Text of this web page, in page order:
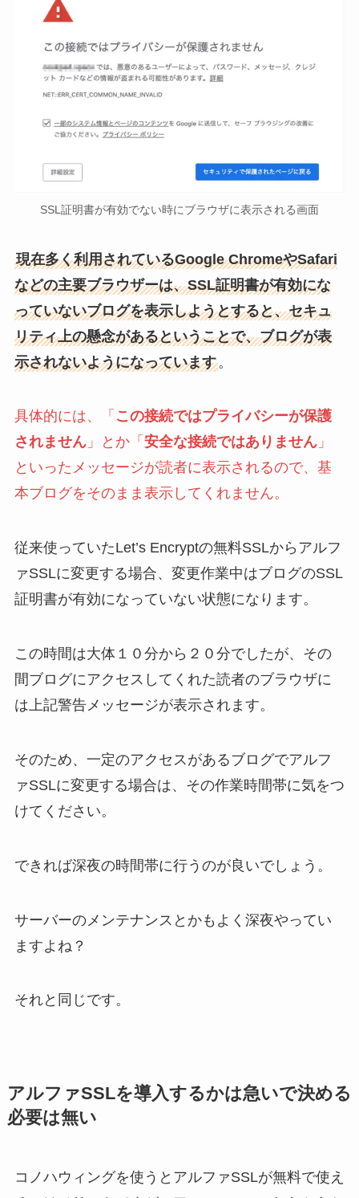
SSL証明書が有効でない時にブラウザに表示される画面
現在多く利用されているGoogle ChromeやSafari
などの主要ブラウザーは、SSL証明書が有効にな
っていないブログを表示しようとすると、セキュ
リティ上の懸念があるということで、ブログが表
示されないようになっています。
具体的には、「 この接続ではプライバシーが保護
されません」とか「 安全な接続ではありません」
といったメッセージが読者に表示されるので、基
本ブログをそのまま表示してくれません。
従来使っていたLet’s Encryptの無料SSLからアルフ
ァSSLに変更する場合、変更作業中はブログのSSL
証明書が有効になっていない状態になります。
この時間は大体１０分から２０分でしたが、その
間ブログにアクセスしてくれた読者のブラウザに
は上記警告メッセージが表示されます。
そのため、一定のアクセスがあるブログでアルフ
ァSSLに変更する場合は、その作業時間帯に気をつ
けてください。
できれば深夜の時間帯に行うのが良いでしょう。
サーバーのメンテナンスとかもよく深夜やってい
ますよね？
それと同じです。
アルファSSLを導入するかは急いで決める
必要は無い
コノハウィングを使うとアルファSSLが無料で使え